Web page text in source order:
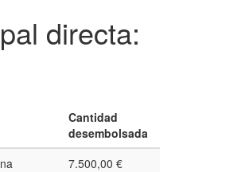
directa:
Cantidad
desembolsada
7.500,00 €